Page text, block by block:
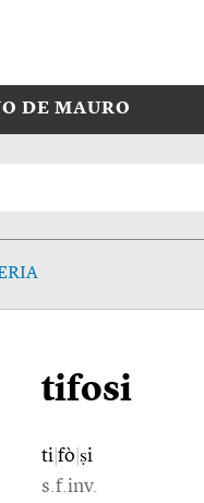
DE MAURO
tifosi
ti fò ṣi
s.f.inv.